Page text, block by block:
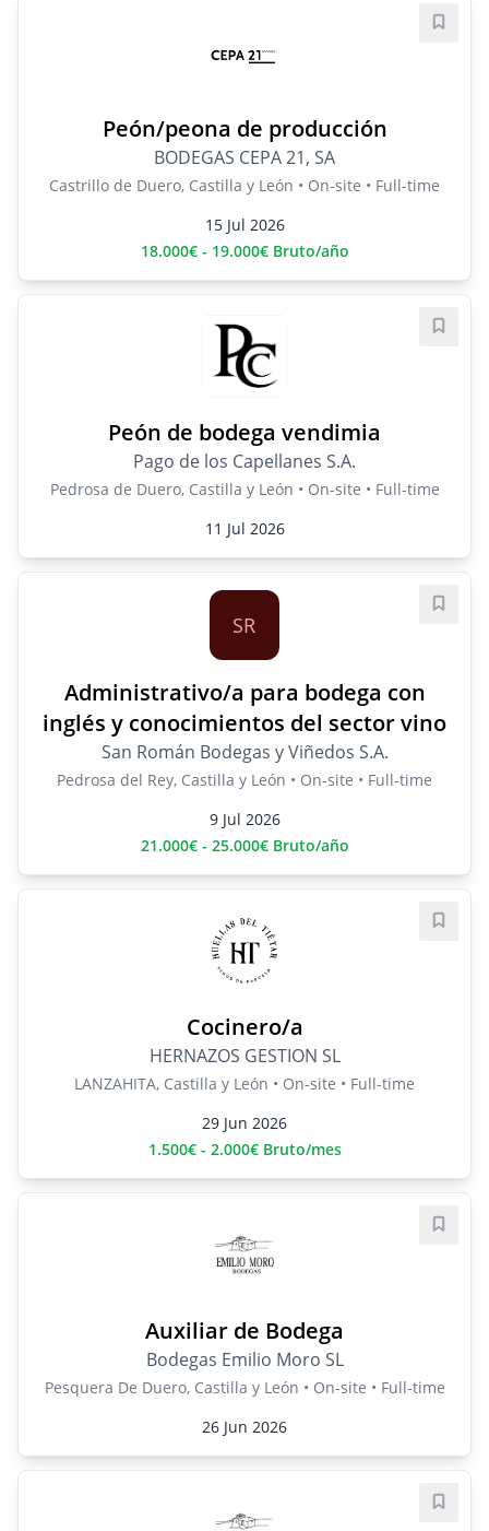
Peón/peona de producción
BODEGAS CEPA 21, SA
Castrillo de Duero, Castilla y León • On-site • Full-time
15 Jul 2026
18.000€ - 19.000€ Bruto/año
Save
Peón de bodega vendimia
Pago de los Capellanes S.A.
Pedrosa de Duero, Castilla y León • On-site • Full-time
11 Jul 2026
Save
SR
Administrativo/a para bodega con
inglés y conocimientos del sector vino
San Román Bodegas y Viñedos S.A.
Pedrosa del Rey, Castilla y León • On-site • Full-time
9 Jul 2026
21.000€ - 25.000€ Bruto/año
Save
Cocinero/a
HERNAZOS GESTION SL
LANZAHITA, Castilla y León • On-site • Full-time
29 Jun 2026
1.500€ - 2.000€ Bruto/mes
Save
Auxiliar de Bodega
Bodegas Emilio Moro SL
Pesquera De Duero, Castilla y León • On-site • Full-time
26 Jun 2026
Save
Save